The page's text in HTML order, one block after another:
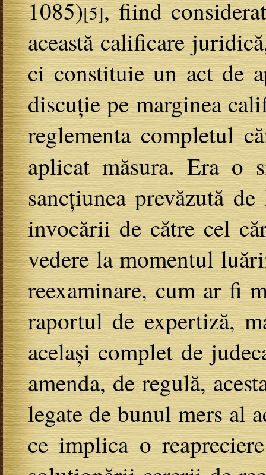
1085)[5], fiind
această calificare
ci constituie un act de
discuție pe marginea
reglementa completul
aplicat măsura. Era o
sancțiunea prevăzută
invocării de către cel
vedere la momentul
reexaminare, cum ar fi
raportul de expertiză,
același complet de
amenda, de regulă,
legate de bunul mers al
ce implica o